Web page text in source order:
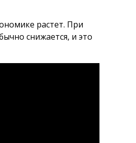
растет. При
снижается, и это